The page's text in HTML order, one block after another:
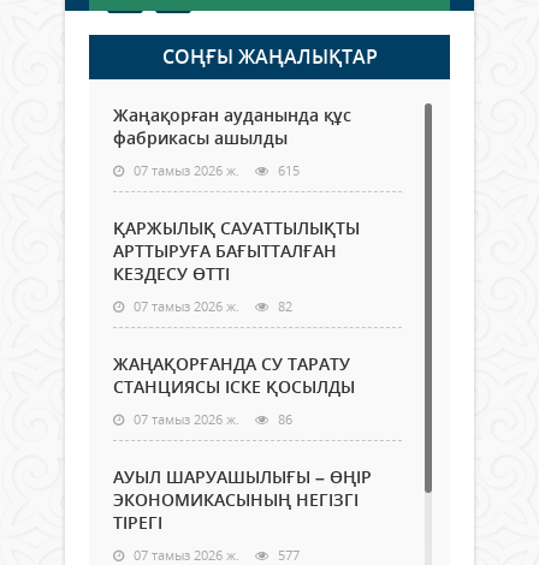
СОҢҒЫ ЖАҢАЛЫҚТАР
Жаңақорған ауданында құс
фабрикасы ашылды
07 тамыз 2026 ж. 615
ҚАРЖЫЛЫҚ САУАТТЫЛЫҚТЫ
АРТТЫРУҒА БАҒЫТТАЛҒАН
КЕЗДЕСУ ӨТТІ
07 тамыз 2026 ж. 82
ЖАҢАҚОРҒАНДА СУ ТАРАТУ
СТАНЦИЯСЫ ІСКЕ ҚОСЫЛДЫ
07 тамыз 2026 ж. 86
АУЫЛ ШАРУАШЫЛЫҒЫ – ӨҢІР
ЭКОНОМИКАСЫНЫҢ НЕГІЗГІ
ТІРЕГІ
07 тамыз 2026 ж. 577